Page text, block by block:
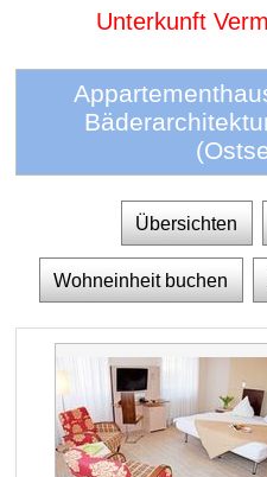
Unterkunft
Übersichten
Wohneinheit buchen